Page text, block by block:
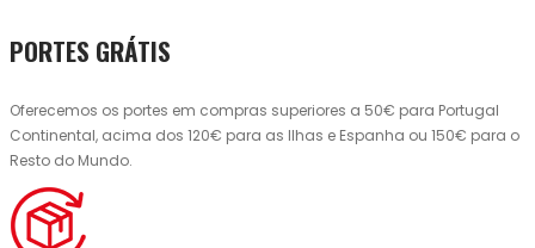
PORTES GRÁTIS
Oferecemos os portes em compras superiores a 50€ para Portugal
Continental, acima dos 120€ para as Ilhas e Espanha ou 150€ para o
Resto do Mundo.